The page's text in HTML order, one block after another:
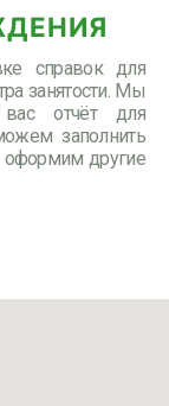
справок для
занятости. Мы
отчёт для
заполнить
оформим другие